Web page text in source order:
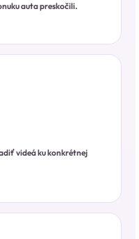
auta preskočili.
videá ku konkrétnej